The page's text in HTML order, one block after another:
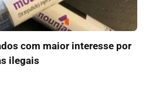
com maior interesse por
ilegais